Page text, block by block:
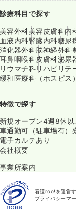
診療科目で探す
美容外科美容皮膚科内
血液内科腎臓内科糖尿
消化器外科脳神経外科
耳鼻咽喉科皮膚科泌尿
リウマチ科リハビリテ
緩和医療科（ホスピス）
特徴で探す
新規オープン4週8休以
車通勤可（駐車場有）
電子カルテあり
会社概要
事業所案内
看護roo!を運営
プライバシーマ